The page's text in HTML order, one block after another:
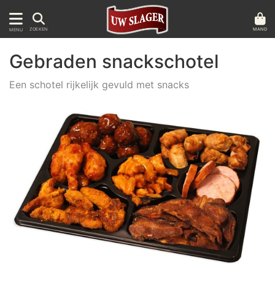
MENU ZOEKEN MAND
Gebraden snackschotel
Een schotel rijkelijk gevuld met snacks